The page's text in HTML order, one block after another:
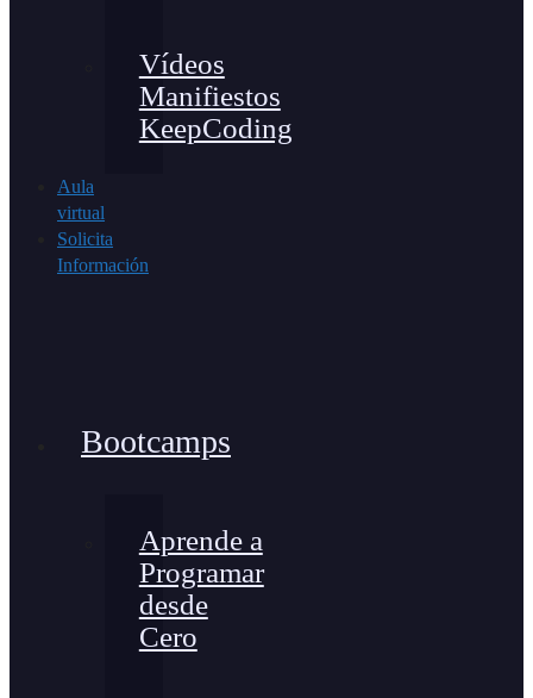
Vídeos
Manifiestos
KeepCoding
Aula
virtual
Solicita
Información
Bootcamps
Aprende a
Programar
desde
Cero